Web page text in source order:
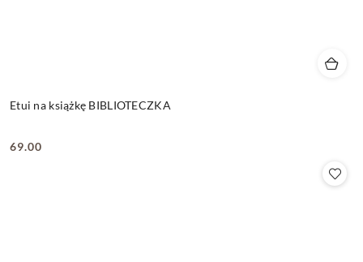
Etui na książkę BIBLIOTECZKA
Cena:
69.00